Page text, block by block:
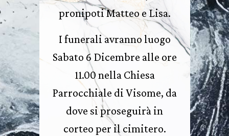
pronipoti Matteo e Lisa.
I funerali avranno luogo
Sabato 6 Dicembre alle ore
11.00 nella Chiesa
Parrocchiale di Visome, da
dove si proseguirà in
corteo per il cimitero.